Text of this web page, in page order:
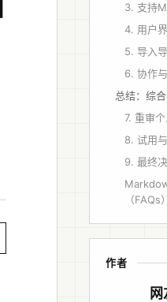
3. 支持
4. 用户
5. 导入
6. 协作
总结：综
7. 重审
8. 试用
9. 最终
（FAQs）
作者